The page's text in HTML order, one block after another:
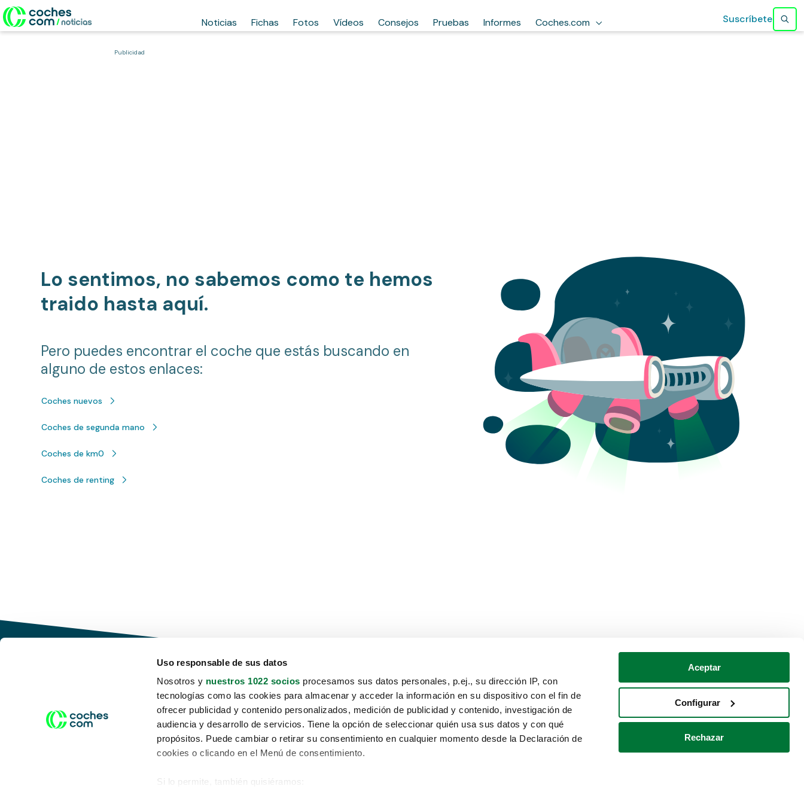
Uso responsable de sus datos
Nosotros y nuestros 1022 socios procesamos sus datos personales, p.ej., su dirección IP, con
tecnologías como las cookies para almacenar y acceder la información en su dispositivo con el fin de
ofrecer publicidad y contenido personalizados, medición de publicidad y contenido, investigación de
audiencia y desarrollo de servicios. Tiene la opción de seleccionar quién usa sus datos y con qué
propósitos. Puede cambiar o retirar su consentimiento en cualquier momento desde la Declaración de
cookies o clicando en el Menú de consentimiento.
Si lo permite, también quisiéramos:
Aceptar
Configurar
Rechazar
Noticias Fichas Fotos Vídeos Consejos Pruebas Informes Coches.com Suscríbete
Publicidad
Lo sentimos, no sabemos como te hemos
traido hasta aquí.
Pero puedes encontrar el coche que estás buscando en
alguno de estos enlaces:
Coches nuevos
Coches de segunda mano
Coches de km0
Coches de renting
Conduce tu futuro,
desata tu movilidad